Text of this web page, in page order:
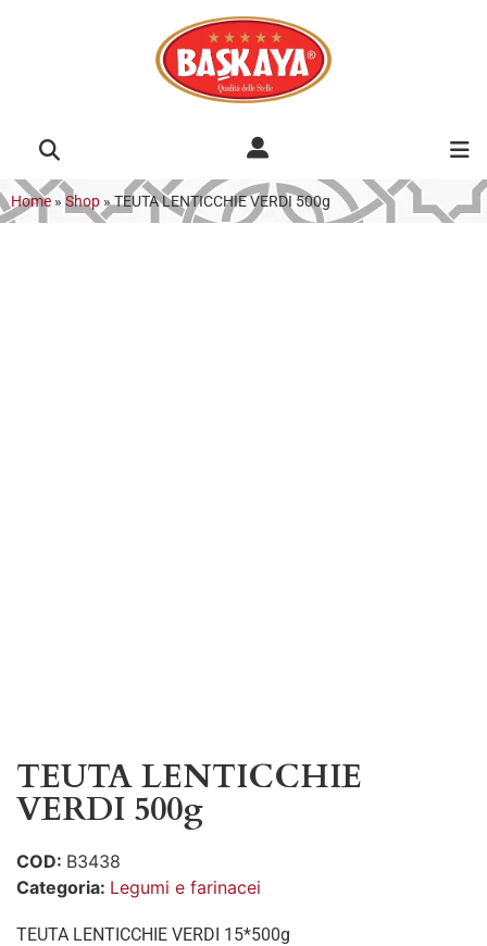
Home » Shop »TEUTA LENTICCHIE VERDI 500g
TEUTA LENTICCHIE
VERDI 500g
COD: B3438
Categoria: Legumi e farinacei
TEUTA LENTICCHIE VERDI 15*500g